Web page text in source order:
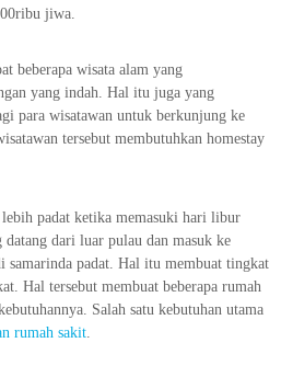
jiwa.
beberapa wisata alam yang
yang indah. Hal itu juga yang
para wisatawan untuk berkunjung ke
tersebut membutuhkan homestay
padat ketika memasuki hari libur
dari luar pulau dan masuk ke
samarinda padat. Hal itu membuat tingkat
Hal tersebut membuat beberapa rumah
Salah satu kebutuhan utama
rumah sakit.